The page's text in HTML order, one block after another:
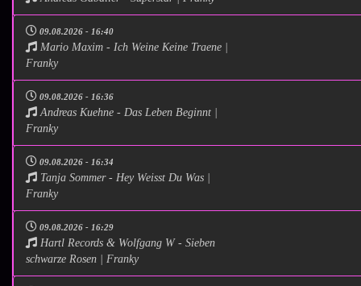
09.08.2026 - 16:40
Mario Maxim - Ich Weine Keine Traene |
Franky
09.08.2026 - 16:36
Andreas Kuehne - Das Leben Beginnt |
Franky
09.08.2026 - 16:34
Tanja Sommer - Hey Weisst Du Was |
Franky
09.08.2026 - 16:29
Hartl Records & Wolfgang W - Sieben
schwarze Rosen | Franky